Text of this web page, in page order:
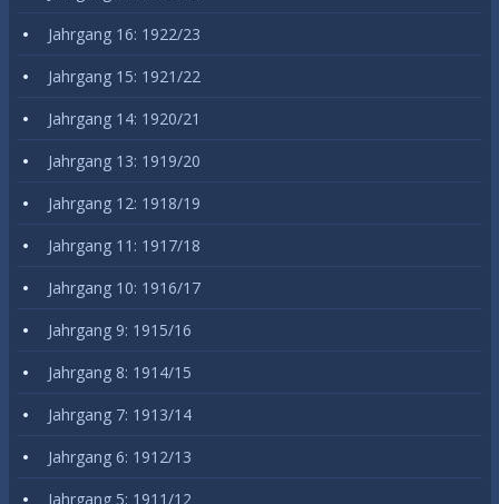
Jahrgang 16: 1922/23
Jahrgang 15: 1921/22
Jahrgang 14: 1920/21
Jahrgang 13: 1919/20
Jahrgang 12: 1918/19
Jahrgang 11: 1917/18
Jahrgang 10: 1916/17
Jahrgang 9: 1915/16
Jahrgang 8: 1914/15
Jahrgang 7: 1913/14
Jahrgang 6: 1912/13
Jahrgang 5: 1911/12